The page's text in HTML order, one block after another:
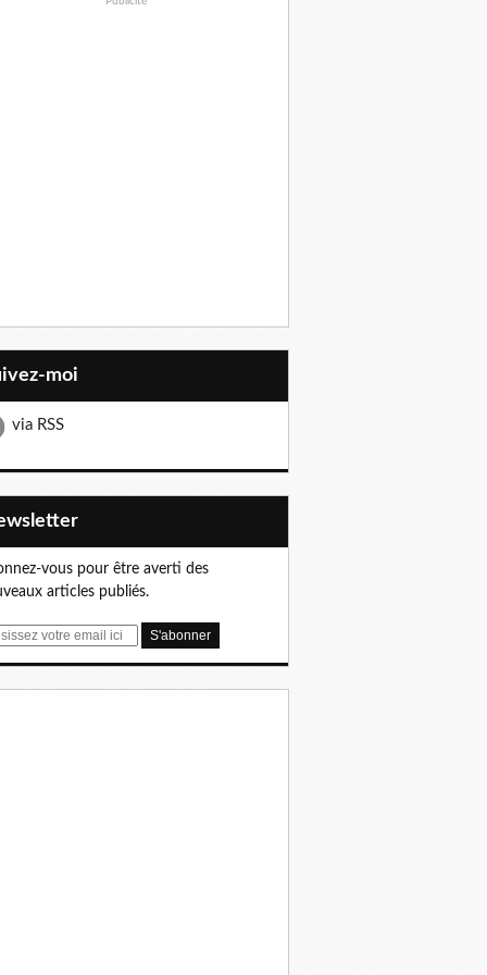
moi
via RSS
vous pour être averti des
articles publiés.